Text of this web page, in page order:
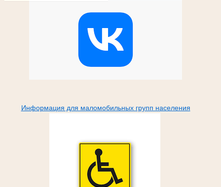
Информация для маломобильных групп населения